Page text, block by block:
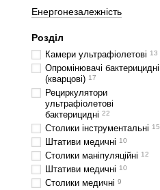
Енергонезалежність
Розділ
Камери ультрафіолетові 13
Опромінювачі бактерицидні
(кварцові) 17
Рециркулятори
ультрафіолетові
бактерицидні 22
Столики інструментальні 15
Штативи медичні 10
Столики маніпуляційні 12
Штативи медичні 10
Столики медичні 9